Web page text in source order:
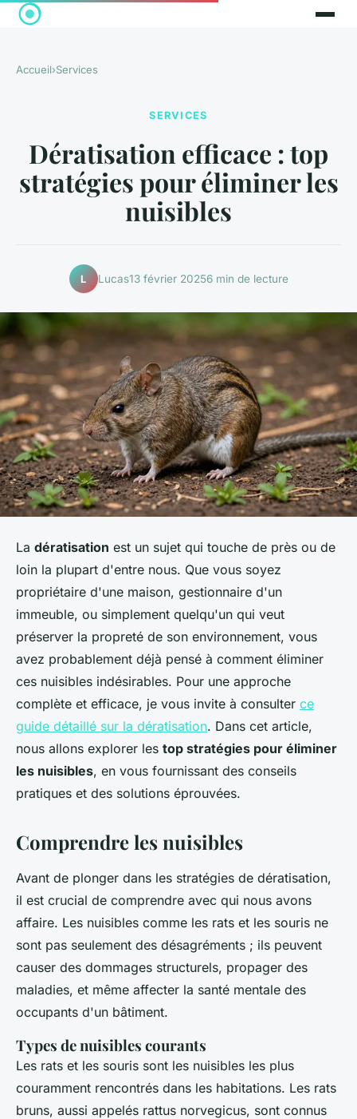
Accueil›Services
SERVICES
Dératisation efficace : top
stratégies pour éliminer les
nuisibles
L Lucas13 février 20256 min de lecture
La dératisation est un sujet qui touche de près ou de
loin la plupart d'entre nous. Que vous soyez
propriétaire d'une maison, gestionnaire d'un
immeuble, ou simplement quelqu'un qui veut
préserver la propreté de son environnement, vous
avez probablement déjà pensé à comment éliminer
ces nuisibles indésirables. Pour une approche
complète et efficace, je vous invite à consulter ce
guide détaillé sur la dératisation. Dans cet article,
nous allons explorer les top stratégies pour éliminer
les nuisibles, en vous fournissant des conseils
pratiques et des solutions éprouvées.
Comprendre les nuisibles
Avant de plonger dans les stratégies de dératisation,
il est crucial de comprendre avec qui nous avons
affaire. Les nuisibles comme les rats et les souris ne
sont pas seulement des désagréments ; ils peuvent
causer des dommages structurels, propager des
maladies, et même affecter la santé mentale des
occupants d'un bâtiment.
Types de nuisibles courants
Les rats et les souris sont les nuisibles les plus
couramment rencontrés dans les habitations. Les rats
bruns, aussi appelés rattus norvegicus, sont connus